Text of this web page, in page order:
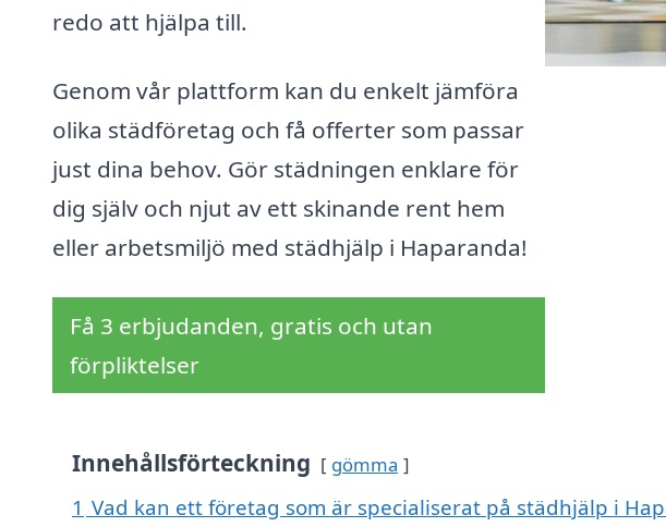
redo att hjälpa till.
Genom vår plattform kan du enkelt jämföra
olika städföretag och få offerter som passar
just dina behov. Gör städningen enklare för
dig själv och njut av ett skinande rent hem
eller arbetsmiljö med städhjälp i Haparanda!
Få 3 erbjudanden, gratis och utan
förpliktelser
Innehållsförteckning gömma
1 Vad kan ett företag som är specialiserat på städhjälp i